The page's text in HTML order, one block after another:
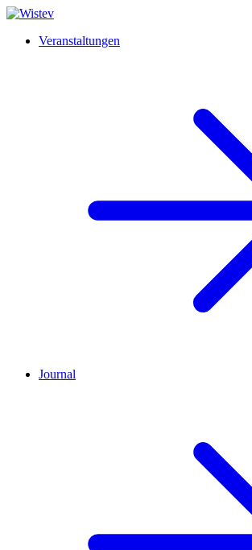
Veranstaltungen
Journal